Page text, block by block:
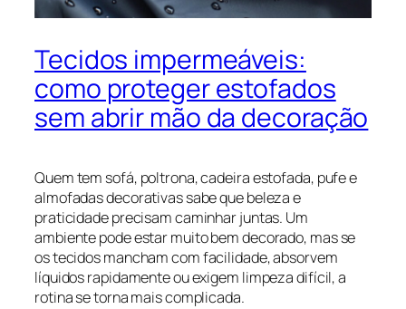
Tecidos impermeáveis:
como proteger estofados
sem abrir mão da decoração
Quem tem sofá, poltrona, cadeira estofada, pufe e
almofadas decorativas sabe que beleza e
praticidade precisam caminhar juntas. Um
ambiente pode estar muito bem decorado, mas se
os tecidos mancham com facilidade, absorvem
líquidos rapidamente ou exigem limpeza difícil, a
rotina se torna mais complicada.